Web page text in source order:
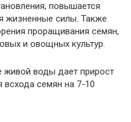
повышается
жизненные силы. Также
проращивания семян,
и овощных культур.
живой воды дает прирост
всхода семян на 7-10